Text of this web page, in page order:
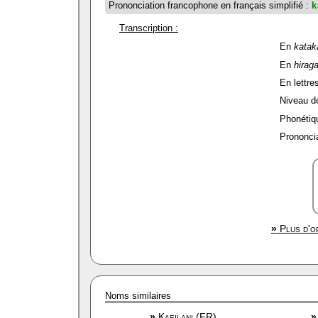
Prononciation francophone en français simplifié :
Transcription :
En
En
En
Niveau
»Plus
Noms similaires